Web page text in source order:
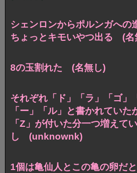
シェンロンからポルンガへの
ちょっとキモいやつ出る (名
8の玉割れた (名無し)
それぞれ「ド」「ラ」「ゴ」
「ー」「ル」と書かれていた
「Z」が付いた分一つ増えて
し (unknownk)
1個は亀仙人とこの亀の卵だ